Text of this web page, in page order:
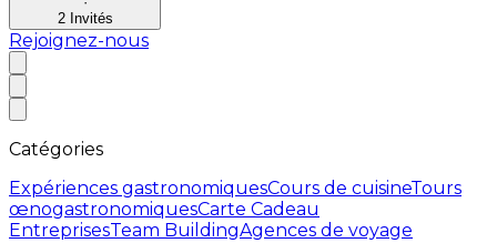
2 Invités
Rejoignez-nous
Catégories
Expériences gastronomiquesCours de cuisineTours
œnogastronomiquesCarte Cadeau
EntreprisesTeam BuildingAgences de voyage